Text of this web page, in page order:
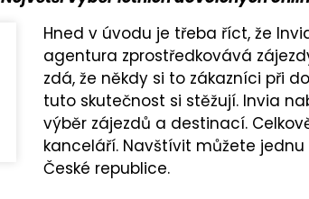
Hned v úvodu je třeba říct, že
agentura zprostředkovává
zdá, že někdy si to zákazníci při
tuto skutečnost si stěžují. Invia
výběr zájezdů a destinací.
kanceláří. Navštívit můžete
České republice.